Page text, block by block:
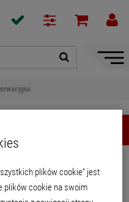
Pokaż
plików cookie” jest
plików cookie na swoim